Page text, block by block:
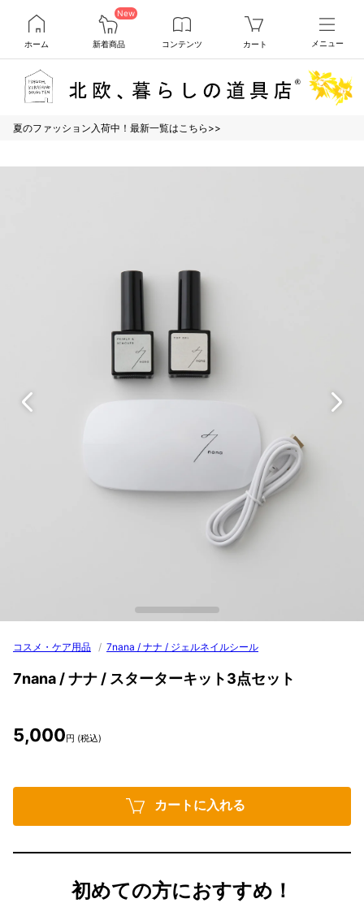
ホーム
New
新着商品 コンテンツ カート メニュー
夏のファッション入荷中！最新一覧はこちら>>
コスメ・ケア用品 / 7nana / ナナ / ジェルネイルシール
7nana / ナナ / スターターキット3点セット
5,000円 (税込)
カートに入れる
初めての方におすすめ！